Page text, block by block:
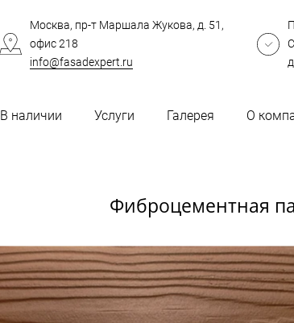
Москва, пр-т Маршала Жукова, д. 51,
офис 218
info@fasadexpert.ru
В наличии Услуги Галерея О
Фиброцементная